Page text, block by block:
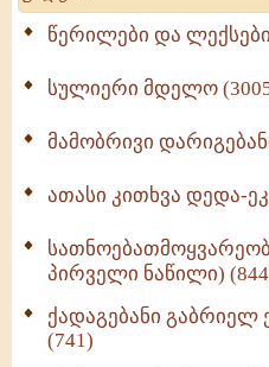
წერილები და
სულიერი მდელო
მამობრივი
ათასი კითხვა დედა-
პირველი ნაწილი)
ქადაგებანი გაბრიელ
(741)